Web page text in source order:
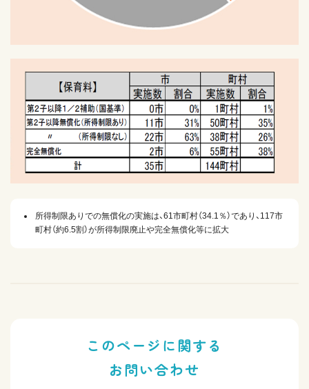
所得制限ありでの無償化の実施は、61市町村（34.1％）であり、117市
町村（約6.5割）が所得制限廃止や完全無償化等に拡大
このページに関する
お問い合わせ